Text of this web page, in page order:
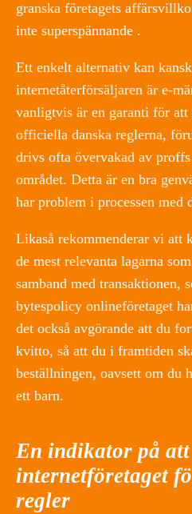
granska företagets
inte superspännande .
Ett enkelt alternativ kan
internetåterförsäljaren är e-
vanligtvis är en garanti för
officiella danska reglerna,
drivs ofta övervakad av
området. Detta är en bra
har problem i processen med
Likaså rekommenderar vi att
de mest relevanta lagarna
samband med transaktionen,
bytespolicy onlineföretaget
det också avgörande att du
kvitto, så att du i framtiden
beställningen, oavsett om du
ett barn.
En indikator på att
internetföretaget
regler